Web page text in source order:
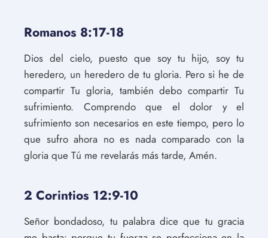
Romanos 8:17-18
Dios del cielo, puesto que soy tu hijo, soy tu
heredero, un heredero de tu gloria. Pero si he de
compartir Tu gloria, también debo compartir Tu
sufrimiento. Comprendo que el dolor y el
sufrimiento son necesarios en este tiempo, pero lo
que sufro ahora no es nada comparado con la
gloria que Tú me revelarás más tarde, Amén.
2 Corintios 12:9-10
Señor bondadoso, tu palabra dice que tu gracia